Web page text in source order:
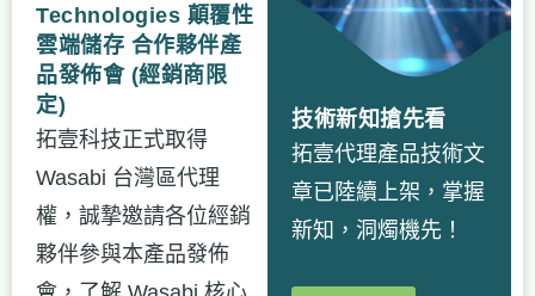
Technologies 顛覆性
雲端儲存 合作夥伴產
品發佈會 (經銷商限
定)
拓壹科技正式取得
Wasabi 台灣區代理
權，誠摯邀請各位經銷
夥伴參與本產品發佈
技術新知搶先看
拓壹代理產品技術文
章已陸續上架，掌握
新知，洞燭機先！